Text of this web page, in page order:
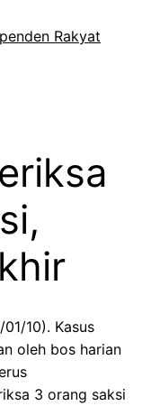
Rakyat
10). Kasus
oleh bos harian
3 orang saksi